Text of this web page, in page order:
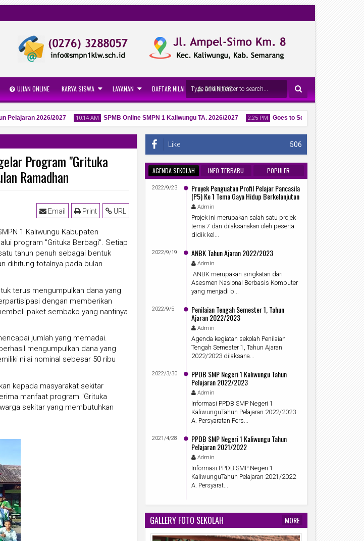
UJIAN ONLINE KARYA SISWA LAYANAN DAFTAR NILAI DOWNLOAD
2026/2027 10:14 AM SPMB Online SMPN 1 Kaliwungu TA. 2026/2027 2:25 PM
27 Apr
2026
Goes to School : Sentuhan
Program "Grituka
Ramadhan
URL
Print
Email
1 Kaliwungu Kabupaten
program "Grituka Berbagi". Setiap
tahun penuh sebagai bentuk
dihitung totalnya pada bulan
terus mengumpulkan dana yang
dengan memberikan
paket sembako yang nantinya
jumlah yang memadai.
mengumpulkan dana yang
nilai nominal sebesar 50 ribu
kepada masyarakat sekitar
manfaat program "Grituka
sekitar yang membutuhkan
506
Like
AGENDA SEKOLAH INFO TERBARU POPULER
Proyek Penguatan Profil Pelajar Pancasila
(P5) Ke 1 Tema Gaya Hidup Berkelanjutan
Admin
2022/9/23
Projek ini merupakan salah satu projek
tema 7 dan dilaksanakan oleh peserta
didik kel...
ANBK Tahun Ajaran 2022/2023
Admin
2022/9/19
ANBK merupakan singkatan dari
Asesmen Nasional Berbasis Komputer
yang menjadi b...
Penilaian Tengah Semester 1, Tahun
Ajaran 2022/2023
Admin
2022/9/5
Agenda kegiatan sekolah Penilaian
Tengah Semester 1, Tahun Ajaran
2022/2023 dilaksana...
PPDB SMP Negeri 1 Kaliwungu Tahun
Pelajaran 2022/2023
Admin
2022/3/30
Informasi PPDB SMP Negeri 1
KaliwunguTahun Pelajaran 2022/2023
A. Persyaratan Pers...
PPDB SMP Negeri 1 Kaliwungu Tahun
Pelajaran 2021/2022
Admin
2021/4/28
Informasi PPDB SMP Negeri 1
KaliwunguTahun Pelajaran 2021/2022
A. Persyarat...
GALLERY FOTO SEKOLAH MORE